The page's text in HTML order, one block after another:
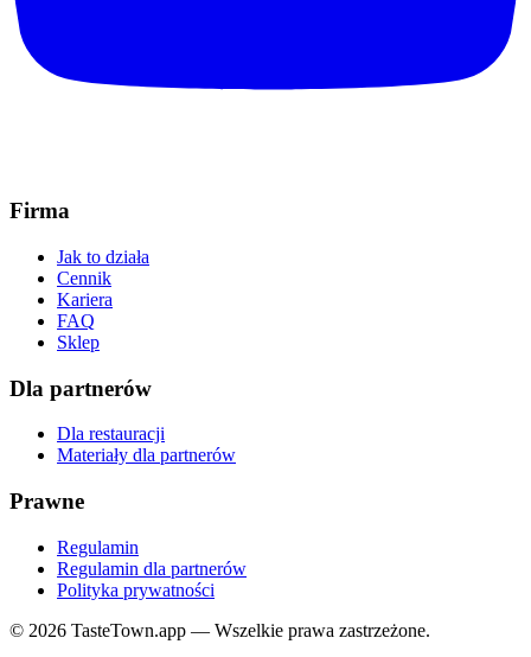
Firma
Jak to działa
Cennik
Kariera
FAQ
Sklep
Dla partnerów
Dla restauracji
Materiały dla partnerów
Prawne
Regulamin
Regulamin dla partnerów
Polityka prywatności
© 2026 TasteTown.app — Wszelkie prawa zastrzeżone.